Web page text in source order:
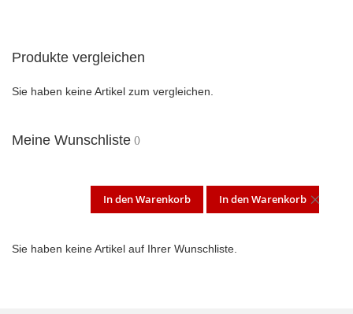
Produkte vergleichen
Sie haben keine Artikel zum vergleichen.
Meine Wunschliste
In den Warenkorb In den Warenkorb
Sie haben keine Artikel auf Ihrer Wunschliste.